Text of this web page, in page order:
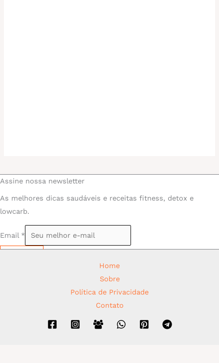
Assine nossa newsletter
As melhores dicas saudáveis e receitas fitness, detox e
lowcarb.
Email *
Home
Sobre
Política de Privacidade
Contato